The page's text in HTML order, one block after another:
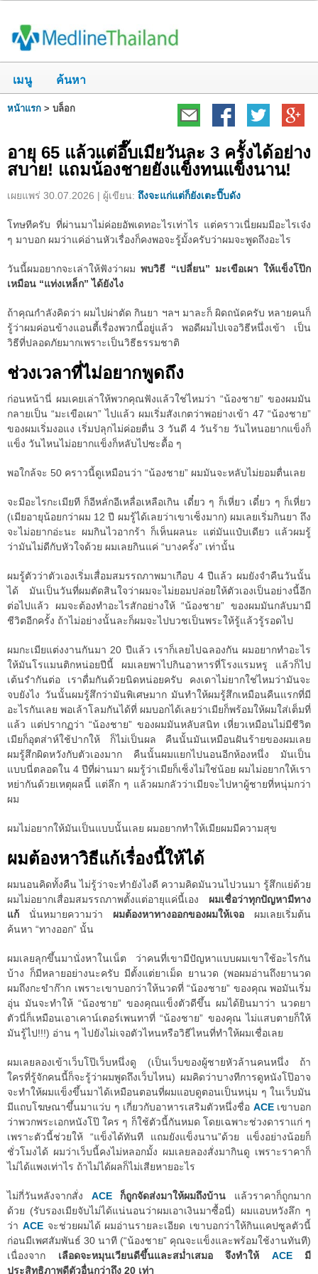
เมนู ค้นหา
หน้าแรก > บล็อก
อายุ 65 แล้วแต่อึ๊บเมียวันละ 3 ครั้งได้อย่าง
สบาย! แถมน้องชายยังแข็งทนแข็งนาน!
เผยแพร่ 30.07.2026 | ผู้เขียน: ถึงจะแก่แต่ก็ยังเตะปี๊บดัง
โทษทีครับ ที่ผ่านมาไม่ค่อยอัพเดทอะไรเท่าไร แต่คราวเนี่ยผมมีอะไรเจ๋ง
ๆ มาบอก ผมว่าแค่อ่านหัวเรื่องก็คงพอจะรู้มั้งครับว่าผมจะพูดถึงอะไร
วันนี้ผมอยากจะเล่าให้ฟังว่าผมพบวิธี “เปลี่ยน” มะเขือเผา ให้แข็งโป๊ก
เหมือน “แท่งเหล็ก” ได้ยังไง
ถ้าคุณกำลังคิดว่า ผมไปผ่าตัด กินยา ฯลฯ มาละก็ ผิดถนัดครับ หลายคนก็
รู้ว่าผมค่อนข้างแอนตี้เรื่องพวกนี้อยู่แล้ว พอดีผมไปเจอวิธีหนึ่งเข้า เป็น
วิธีที่ปลอดภัยมากเพราะเป็นวิธีธรรมชาติ
ช่วงเวลาที่ไม่อยากพูดถึง
ก่อนหน้านี่ ผมเคยเล่าให้พวกคุณฟังแล้วใช่ไหมว่า “น้องชาย” ของผมมัน
กลายเป็น “มะเขือเผา” ไปแล้ว ผมเริ่มสังเกตว่าพอย่างเข้า 47 “น้องชาย”
ของผมเริ่มงอแง เริ่มปลุกไม่ค่อยตื่น 3 วันดี 4 วันร้าย วันไหนอยากแข็งก็
แข็ง วันไหนไม่อยากแข็งก็หลับไปซะดื้อ ๆ
พอใกล้จะ 50 คราวนี้ดูเหมือนว่า “น้องชาย” ผมมันจะหลับไม่ยอมตื่นเลย
จะมีอะไรกะเมียที ก็อีหลั่กอีเหลื่อเหลือเกิน เดี๋ยว ๆ ก็เหี่ยว เดี๋ยว ๆ ก็เหี่ยว
(เมียอายุน้อยกว่าผม 12 ปี ผมรู้ได้เลยว่าเขาเซ็งมาก) ผมเลยเริ่มกินยา ถึง
จะไม่อยากอ่ะนะ ผมกินไวอากร้า ก็เห็นผลนะ แต่มันแป๋บเดียว แล้วผมรู้
ว่ามันไม่ดีกับหัวใจด้วย ผมเลยกินแค่ “บางครั้ง” เท่านั้น
ผมรู้ตัวว่าตัวเองเริ่มเสื่อมสมรรถภาพมาเกือบ 4 ปีแล้ว ผมยังจำคืนวันนั้น
ได้ มันเป็นวันที่ผมตัดสินใจว่าผมจะไม่ยอมปล่อยให้ตัวเองเป็นอย่างนี้อีก
ต่อไปแล้ว ผมจะต้องทำอะไรสักอย่างให้ “น้องชาย” ของผมมันกลับมามี
ชีวิตอีกครั้ง ถ้าไม่อย่างนั้นละก็ผมจะไปบวชเป็นพระให้รู้แล้วรู้รอดไป
ผมกะเมียแต่งงานกันมา 20 ปีแล้ว เราก็เลยไปฉลองกัน ผมอยากทำอะไร
ให้มันโรแมนติกหน่อยปีนี้ ผมเลยพาไปกินอาหารที่โรงแรมหรู แล้วก็ไป
เต้นรำกันต่อ เราดื่มกันด้วยนิดหน่อยครับ คงเดาไม่ยากใช่ไหมว่ามันจะ
จบยังไง วันนั้นผมรู้สึกว่ามันพิเศษมาก มันทำให้ผมรู้สึกเหมือนคืนแรกที่มี
อะไรกันเลย พอเล้าโลมกันได้ที่ ผมบอกได้เลยว่าเมียก็พร้อมให้ผมใส่เต็มที่
แล้ว แต่ปรากฏว่า “น้องชาย” ของผมมันหลับสนิท เหี่ยวเหมือนไม่มีชีวิต
เมียก็อุตส่าห์ใช้ปากให้ ก็ไม่เป็นผล คืนนั้นมันเหมือนฝันร้ายของผมเลย
ผมรู้สึกผิดหวังกับตัวเองมาก คืนนั้นผมแยกไปนอนอีกห้องหนึ่ง มันเป็น
แบบนี่ตลอดใน 4 ปีที่ผ่านมา ผมรู้ว่าเมียก็เซ็งไม่ใช่น้อย ผมไม่อยากให้เรา
หย่ากันด้วยเหตุผลนี้ แต่ลึก ๆ แล้วผมกลัวว่าเมียจะไปหาผู้ชายที่หนุ่มกว่า
ผม
ผมไม่อยากให้มันเป็นแบบนั้นเลย ผมอยากทำให้เมียผมมีความสุข
ผมต้องหาวิธีแก้เรื่องนี้ให้ได้
ผมนอนคิดทั้งคืน ไม่รู้ว่าจะทำยังไงดี ความคิดมันวนไปวนมา รู้สึกแย่ด้วย
ผมไม่อยากเสื่อมสมรรถภาพตั้งแต่อายุแค่นี้เอง ผมเชื่อว่าทุกปัญหามีทาง
แก้ นั่นหมายความว่า ผมต้องหาทางออกของผมให้เจอ ผมเลยเริ่มต้น
ค้นหา “ทางออก” นั้น
ผมเลยลุกขึ้นมานั่งหาในเน็ต ว่าคนที่เขามีปัญหาแบบผมเขาใช้อะไรกัน
บ้าง ก็มีหลายอย่างนะครับ มีตั้งแต่ยาเม็ด ยานวด (พอผมอ่านถึงยานวด
ผมถึงกะขำก๊าก เพราะเขาบอกว่าให้นวดที่ “น้องชาย” ของคุณ พอมันเริ่ม
อุ่น มันจะทำให้ “น้องชาย” ของคุณแข็งตัวดีขึ้น ผมได้ยินมาว่า นวดยา
ตัวนี่ก็เหมือนเอาเคาน์เตอร์เพนทาที่ “น้องชาย” ของคุณ ไม่แสบตายก็ให้
มันรู้ไป!!!) อ่าน ๆ ไปยังไม่เจอตัวไหนหรือวิธีไหนที่ทำให้ผมเชื่อเลย
ผมเลยลองเข้าเว็บโป๊เว็บหนึ่งดู (เป็นเว็บของผู้ชายหัวล้านคนหนึ่ง ถ้า
ใครที่รู้จักคนนี้ก็จะรู้ว่าผมพูดถึงเว็บไหน) ผมคิดว่าบางทีการดูหนังโป๊อาจ
จะทำให้ผมแข็งขึ้นมาได้เหมือนตอนที่ผมแอบดูตอนเป็นหนุ่ม ๆ ในเว็บมัน
มีแถบโฆษณาขึ้นมาแว่บ ๆ เกี่ยวกับอาหารเสริมตัวหนึ่งชื่อ ACEเขาบอก
ว่าพวกพระเอกหนังโป๊ ใคร ๆ ก็ใช้ตัวนี้กันหมด โดยเฉพาะช่วงดาราแก่ ๆ
เพราะตัวนี้ช่วยให้ “แข็งได้ทันที แถมยังแข็งนาน”ด้วย แข็งอย่างน้อยก็
ชั่วโมงได้ ผมว่าเว็บนี้คงไม่หลอกมั้ง ผมเลยลองสั่งมากินดู เพราะราคาก็
ไม่ได้แพงเท่าไร ถ้าไม่ได้ผลก็ไม่เสียหายอะไร
ไม่กี่วันหลังจากสั่ง ACE ก็ถูกจัดส่งมาให้ผมถึงบ้าน แล้วราคาก็ถูกมาก
ด้วย (รับรองเมียจับไม่ได้แน่นอนว่าผมเอาเงินมาซื้อนี่) ผมแอบหวังลึก ๆ
ว่า ACEจะช่วยผมได้ ผมอ่านรายละเอียด เขาบอกว่าให้กินแคปซูลตัวนี้
ก่อนมีเพศสัมพันธ์ 30 นาที (“น้องชาย” คุณจะแข็งและพร้อมใช้งานทันที)
เนื่องจาก เลือดจะหมุนเวียนดีขึ้นและสม่ำเสมอ จึงทำให้ ACEมี
ประสิทธิภาพดีตัวอื่นกว่าถึง 20 เท่า